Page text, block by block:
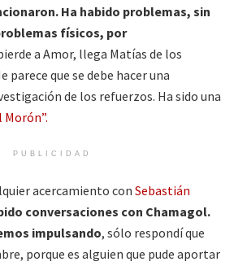
Ha habido problemas, sin
físicos, por
a Amor, llega Matías de los
parece que se debe hacer una
de los refuerzos. Ha sido una
Morón”.
PUBLICIDAD
acercamiento con Sebastián
conversaciones con Chamagol.
impulsando, sólo respondí que
porque es alguien que pude aportar